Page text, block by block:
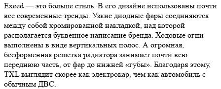
Exeed — это больше стиль. В его дизайне использованы почти
все современные тренды. Узкие диодные фары соединяются
между собой хромированной накладкой, над которой
располагается буквенное написание бренда. Ходовые огни
выполнены в виде вертикальных полос. А огромная,
бесформенная решётка радиатора занимает почти всю
переднюю часть, от фар до нижней «губы». Благодаря этому,
TXL выглядит скорее как электрокар, чем как автомобиль с
обычным ДВС.